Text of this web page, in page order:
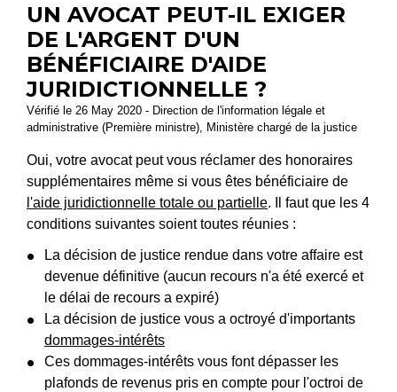
UN AVOCAT PEUT-IL EXIGER
DE L'ARGENT D'UN
BÉNÉFICIAIRE D'AIDE
JURIDICTIONNELLE ?
Vérifié le 26 May 2020 - Direction de l'information légale et
administrative (Première ministre), Ministère chargé de la justice
Oui, votre avocat peut vous réclamer des honoraires
supplémentaires même si vous êtes bénéficiaire de
l'aide juridictionnelle totale ou partielle. Il faut que les 4
conditions suivantes soient toutes réunies :
La décision de justice rendue dans votre affaire est
devenue définitive (aucun recours n'a été exercé et
le délai de recours a expiré)
La décision de justice vous a octroyé d'importants
dommages-intérêts
Ces dommages-intérêts vous font dépasser les
plafonds de revenus pris en compte pour l'octroi de